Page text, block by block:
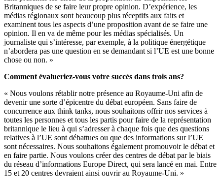
Britanniques de se faire leur propre opinion. D’expérience, les
médias régionaux sont beaucoup plus réceptifs aux faits et
examinent tous les aspects d’une proposition avant de se faire une
opinion. Il en va de même pour les médias spécialisés. Un
journaliste qui s’intéresse, par exemple, à la politique énergétique
n’abordera pas une question en se demandant si l’UE est une bonne
chose ou non. »
Comment évalueriez-vous votre succès dans trois ans?
« Nous voulons rétablir notre présence au Royaume-Uni afin de
devenir une sorte d’épicentre du débat européen. Sans faire de
concurrence aux think tanks, nous souhaitons offrir nos services à
toutes les personnes et tous les partis pour faire de la représentation
britannique le lieu à qui s’adresser à chaque fois que des questions
relatives à l’UE sont débattues ou que des informations sur l’UE
sont nécessaires. Nous souhaitons également promouvoir le débat et
en faire partie. Nous voulons créer des centres de débat par le biais
du réseau d’informations Europe Direct, qui sera lancé en mai. Entre
15 et 20 centres devraient ainsi ouvrir au Royaume-Uni. »